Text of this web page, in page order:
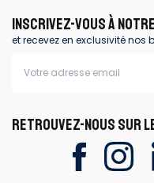
INSCRIVEZ-VOUS À
et recevez en exclusivité nos
RETROUVEZ-NOUS SUR